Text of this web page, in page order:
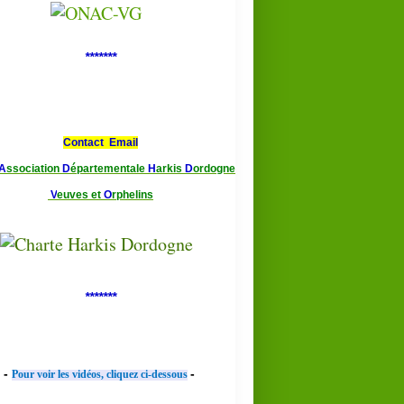
*******
Contact Email
ssociation Départementale Harkis Dordogne
Veuves et Orphelins
*******
- Pour voir les vidéos, cliquez ci-dessous -